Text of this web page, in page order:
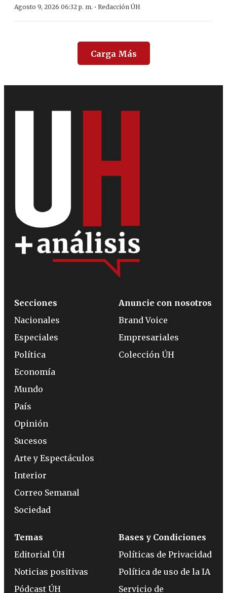
Agosto 9, 2026 06:32 p. m. · Redacción ÚH
Carga Más
Secciones
Nacionales
Especiales
Política
Economía
Mundo
País
Opinión
Sucesos
Arte y Espectáculos
Interior
Correo Semanal
Sociedad
Anuncie con nosotros
Brand Voice
Empresariales
Colección ÚH
Temas
Editorial ÚH
Noticias positivas
Pódcast ÚH
Bases y Condiciones
Políticas de Privacidad
Política de uso de la IA
Servicio de